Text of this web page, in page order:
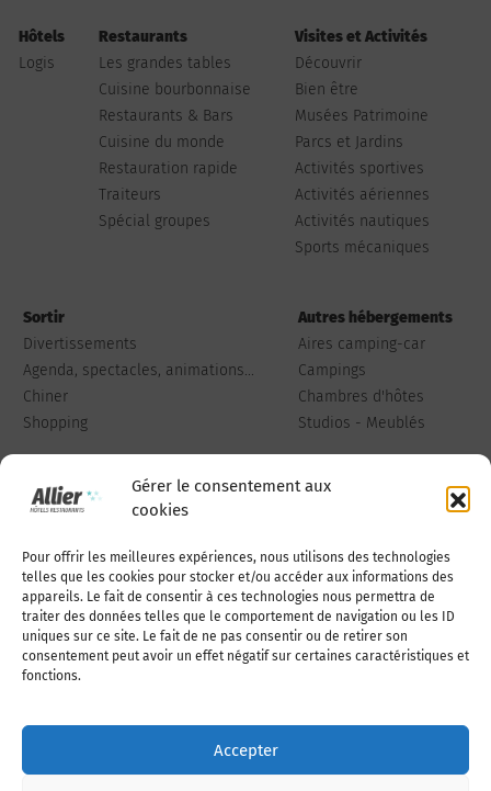
Gérer le consentement aux
cookies
Pour offrir les meilleures expériences, nous utilisons des technologies
telles que les cookies pour stocker et/ou accéder aux informations des
appareils. Le fait de consentir à ces technologies nous permettra de
traiter des données telles que le comportement de navigation ou les ID
uniques sur ce site. Le fait de ne pas consentir ou de retirer son
consentement peut avoir un effet négatif sur certaines caractéristiques et
fonctions.
Accepter
Hôtels
Logis
Restaurants
Les grandes tables
Cuisine bourbonnaise
Restaurants & Bars
Cuisine du monde
Restauration rapide
Traiteurs
Spécial groupes
Visites et Activités
Découvrir
Bien être
Musées Patrimoine
Parcs et Jardins
Activités sportives
Activités aériennes
Activités nautiques
Sports mécaniques
Sortir
Divertissements
Agenda, spectacles, animations...
Chiner
Shopping
Autres hébergements
Aires camping-car
Campings
Chambres d'hôtes
Studios - Meublés
Qui sommes-nous Publiez votre annonce
Adhérer à l’association Nous contacter